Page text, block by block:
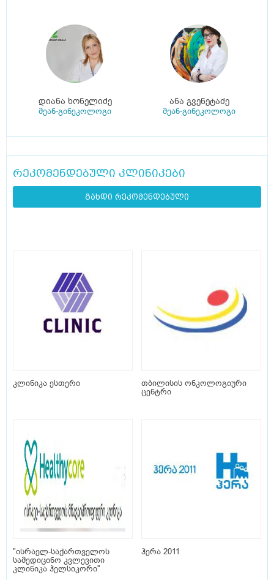
დიანა ხონელიძე
მეან-გინეკოლოგი
ანა გვენეტაძე
მეან-გინეკოლოგი
რეკომენდებული კლინიკები
გახდი რეკომენდებული
კლინიკა ესთერი
თბილისის ონკოლოგიური
ცენტრი
"ისრაელ-საქართველოს
სამედიცინო კვლევითი
კლინიკა ჰელსიკორი"
ჰერა 2011